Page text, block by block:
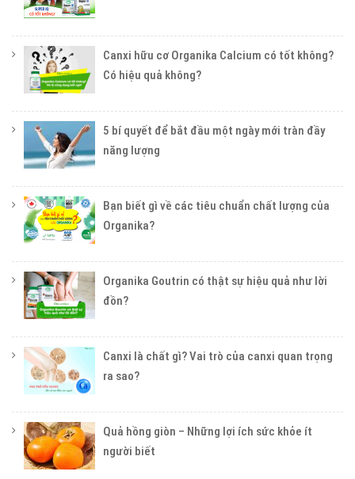
Canxi hữu cơ Organika Calcium có tốt không?
Có hiệu quả không?
5 bí quyết để bắt đầu một ngày mới tràn đầy
năng lượng
Bạn biết gì về các tiêu chuẩn chất lượng của
Organika?
Organika Goutrin có thật sự hiệu quả như lời
đồn?
Canxi là chất gì? Vai trò của canxi quan trọng
ra sao?
Quả hồng giòn – Những lợi ích sức khỏe ít
người biết